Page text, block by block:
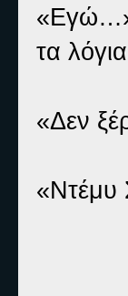
«Εγώ…»
τα
«Δεν
«Ντέμυ